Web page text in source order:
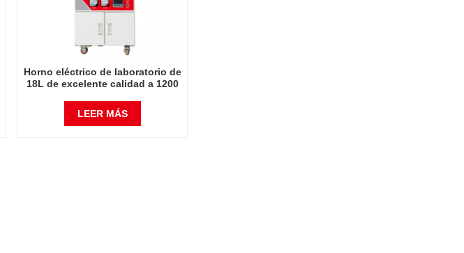
Horno eléctrico de laboratorio de
18L de excelente calidad a 1200
LEER MÁS